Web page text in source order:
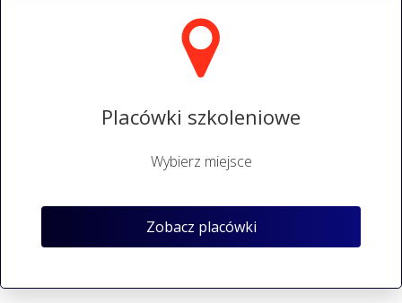
Placówki szkoleniowe
Wybierz miejsce
Zobacz placówki